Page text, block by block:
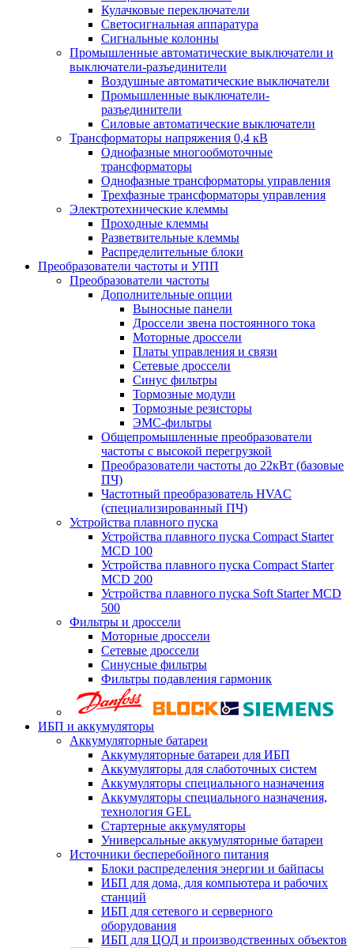
Кулачковые переключатели
Светосигнальная аппаратура
Сигнальные колонны
Промышленные автоматические выключатели и
выключатели-разъединители
Воздушные автоматические выключатели
Промышленные выключатели-
разъединители
Силовые автоматические выключатели
Трансформаторы напряжения 0,4 кВ
Однофазные многообмоточные
трансформаторы
Однофазные трансформаторы управления
Трехфазные трансформаторы управления
Электротехнические клеммы
Проходные клеммы
Разветвительные клеммы
Распределительные блоки
Преобразователи частоты и УПП
Преобразователи частоты
Дополнительные опции
Выносные панели
Дроссели звена постоянного тока
Моторные дроссели
Платы управления и связи
Сетевые дроссели
Синус фильтры
Тормозные модули
Тормозные резисторы
ЭМС-фильтры
Общепромышленные преобразователи
частоты с высокой перегрузкой
Преобразователи частоты до 22кВт (базовые
ПЧ)
Частотный преобразователь HVAC
(специализированный ПЧ)
Устройства плавного пуска
Устройства плавного пуска Compact Starter
MCD 100
Устройства плавного пуска Compact Starter
MCD 200
Устройства плавного пуска Soft Starter MCD
500
Фильтры и дроссели
Моторные дроссели
Сетевые дроссели
Синусные фильтры
Фильтры подавления гармоник
ИБП и аккумуляторы
Аккумуляторные батареи
Аккумуляторные батареи для ИБП
Аккумуляторы для слаботочных систем
Аккумуляторы специального назначения
Аккумуляторы специального назначения,
технология GEL
Стартерные аккумуляторы
Универсальные аккумуляторные батареи
Источники бесперебойного питания
Блоки распределения энергии и байпасы
ИБП для дома, для компьютера и рабочих
станций
ИБП для сетевого и серверного
оборудования
ИБП для ЦОД и производственных объектов